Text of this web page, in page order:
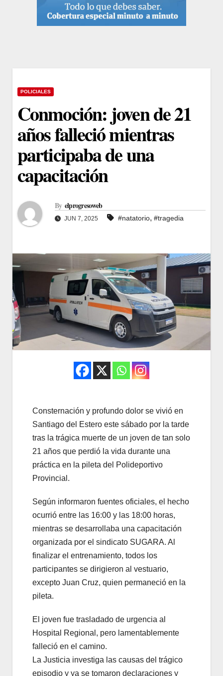
POLICIALES
Conmoción: joven de 21
años falleció mientras
participaba de una
capacitación
By elprogresoweb
JUN 7, 2025 #natatorio, #tragedia
Consternación y profundo dolor se vivió en
Santiago del Estero este sábado por la tarde
tras la trágica muerte de un joven de tan solo
21 años que perdió la vida durante una
práctica en la pileta del Polideportivo
Provincial.
Según informaron fuentes oficiales, el hecho
ocurrió entre las 16:00 y las 18:00 horas,
mientras se desarrollaba una capacitación
organizada por el sindicato SUGARA. Al
finalizar el entrenamiento, todos los
participantes se dirigieron al vestuario,
excepto Juan Cruz, quien permaneció en la
pileta.
El joven fue trasladado de urgencia al
Hospital Regional, pero lamentablemente
falleció en el camino.
La Justicia investiga las causas del trágico
episodio y ya se tomaron declaraciones y